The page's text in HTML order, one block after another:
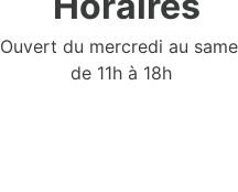
Ouvert du mercredi au
de 11h à 18h